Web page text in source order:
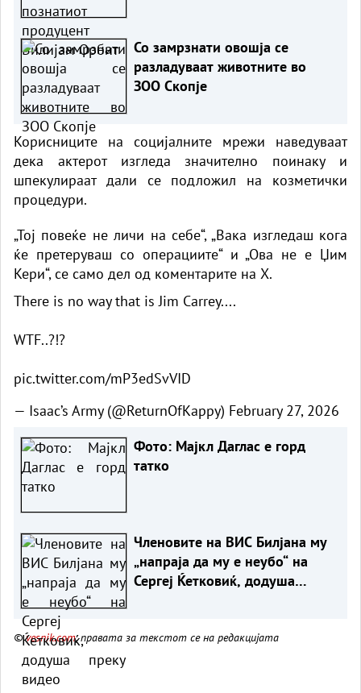
Со замрзнати овошја се
разладуваат животните во
ЗОО Скопје
Корисниците на социјалните мрежи наведуваат
дека актерот изгледа значително поинаку и
шпекулираат дали се подложил на козметички
процедури.
„Тој повеќе не личи на себе“, „Вака изгледаш кога
ќе претеруваш со операциите“ и „Ова не е Џим
Кери“, се само дел од коментарите на X.
There is no way that is Jim Carrey....
WTF..?!?
pic.twitter.com/mP3edSvVID
— Isaac’s Army (@ReturnOfKappy) February 27, 2026
Фото: Мајкл Даглас е горд
татко
Членовите на ВИС Билјана му
„напраја да му е неубо“ на
Сергеј Ќетковиќ, додуша
©vesnik.com, правата за текстот се на редакцијата